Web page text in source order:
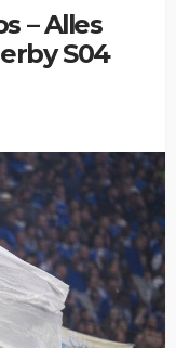
– Alles
S04